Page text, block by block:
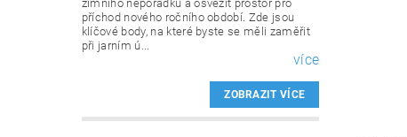
zimního nepořádku a osvěžit prostor pro
příchod nového ročního období. Zde jsou
klíčové body, na které byste se měli zaměřit
při jarním ú...
více
ZOBRAZIT VÍCE